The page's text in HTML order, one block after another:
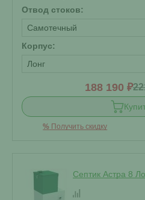
Отвод стоков:
Самотечный
Корпус:
Лонг
188 190 ₽
% Получить скидку
Септик Астра 8